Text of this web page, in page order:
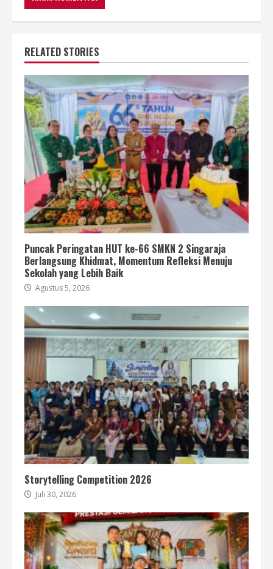
RELATED STORIES
Puncak Peringatan HUT ke-66 SMKN 2 Singaraja
Berlangsung Khidmat, Momentum Refleksi Menuju
Sekolah yang Lebih Baik
Agustus 5, 2026
Storytelling Competition 2026
Juli 30, 2026